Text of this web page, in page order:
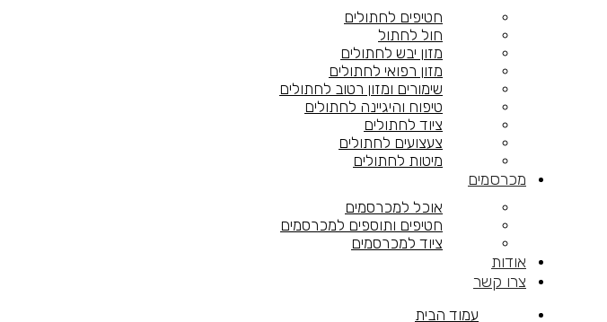
חטיפים לחתולים
חול לחתול
מזון יבש לחתולים
מזון רפואי לחתולים
שימורים ומזון רטוב לחתולים
טיפוח והיגיינה לחתולים
ציוד לחתולים
צעצועים לחתולים
מיטות לחתולים
מכרסמים
אוכל למכרסמים
חטיפים ותוספים למכרסמים
ציוד למכרסמים
אודות
צרו קשר
עמוד הבית